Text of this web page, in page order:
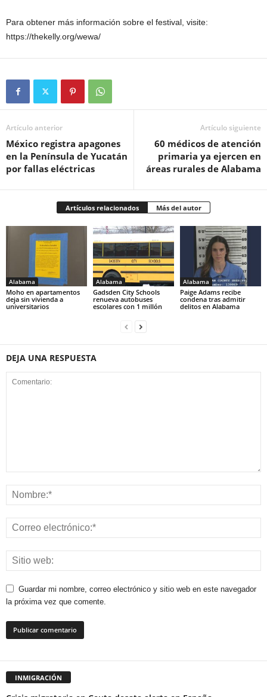
Para obtener más información sobre el festival, visite:
https://thekelly.org/wewa/
Artículo anterior
México registra apagones
en la Península de Yucatán
por fallas eléctricas
Artículo siguiente
60 médicos de atención
primaria ya ejercen en
áreas rurales de Alabama
Artículos relacionados Más del autor
Alabama
Moho en apartamentos
deja sin vivienda a
universitarios
Alabama
Gadsden City Schools
renueva autobuses
escolares con 1 millón
Alabama
Paige Adams recibe
condena tras admitir
delitos en Alabama
DEJA UNA RESPUESTA
Guardar mi nombre, correo electrónico y sitio web en este navegador
la próxima vez que comente.
INMIGRACIÓN